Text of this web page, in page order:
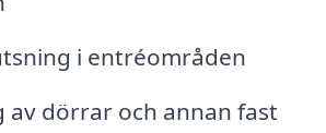
i entréområden
av dörrar och annan fast